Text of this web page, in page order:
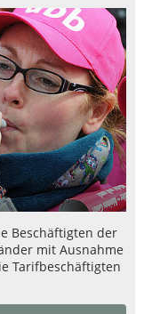
Beschäftigten der
mit Ausnahme
Tarifbeschäftigten